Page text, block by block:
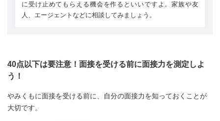
に受け止めてもらえる機会を作るといいですよ。家族や友
人、エージェントなどに相談してみましょう。
40点以下は要注意！面接を受ける前に面接力を測定しよ
う！
やみくもに面接を受ける前に、自分の面接力を知っておくことが
大切です。